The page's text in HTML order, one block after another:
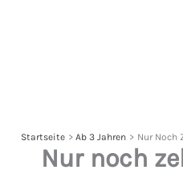
Startseite Ab 3 Jahren Nur Noch
Nur noch